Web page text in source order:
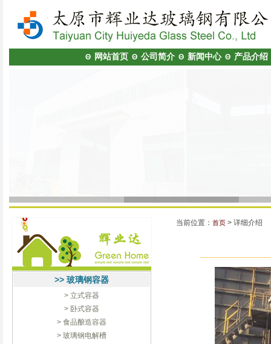
Θ 网站首页 Θ 公司简介Θ 新闻中心Θ 产品介绍
>> 玻璃钢容器
> 立式容器
> 卧式容器
> 食品酿造容器
> 玻璃钢电解槽
当前位置： 首页 > 详细介绍